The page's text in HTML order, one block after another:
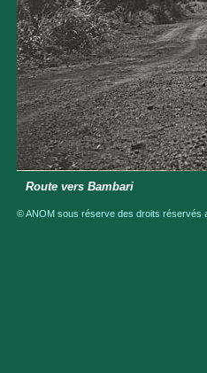
Route vers Bambari
© ANOM sous réserve des droits réservés